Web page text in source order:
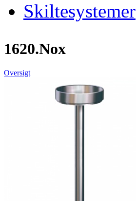
Skiltesystemer
1620.Nox
Oversigt